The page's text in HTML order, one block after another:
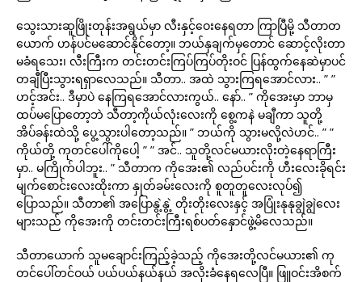
သွေးသားဆူဖြိုးတုန်းအရွယ်မှာ လီးနှင့်ဝေးနေရတာ ကြာပြီမို့ သီတာတ
ယောက် ဟန်ပင်မဆောင်နိုင်တော့။ ဘယ်နှချက်မှတောင် ဆောင့်လိုးတာ
မခံရသေး၊ လီးကြီးက တင်းတင်းကြပ်ကြပ်တိုးဝင် ပြန်ထွက်နေဆဲမှာပင်
တချီပြီးသွားရရှာလေသည်။ သီတာ.. အထဲ သွားကြရအောင်လား.. ” ”
ဟင့်အင်း.. ဒီမှာပဲ နေကြရအောင်လားကွယ်.. နော်.. ” ကိုအေးမှာ ဘာမှ
ထပ်မပြောတော့ဘဲ သီတာ့ကိုယ်လုံးလေးကို စွေ့ကနဲ မချီကာ သူတို့
အိပ်ခန်းထဲသို့ ပွေ့သွားပါတော့သည်။ ” ဘယ်ကို သွားမလို့လဲဟင်.. ” ”
ကိုယ်တို့ ကုတင်ပေါ်ကိုပေါ့ ” ” အင်.. သူတို့လင်မယားလိုးတဲ့နေရာကြီး
မှာ.. မကြိုက်ပါဘူး.. ” သီတာက ကိုအေး၏ လည်ပင်းကို ဟီးလေးခိုရင်း
မျက်စောင်းလေးထိုးကာ နှုတ်ခမ်းလေးကို စူတူတူလေးလုပ်၍
ပြောသည်။ သီတာ၏ အပြောနွဲ့နွဲ့ တိုးတိုးလေးနှင့် အပြုံးနုနုချွဲချွဲလေး
များသည် ကိုအေးကို တင်းတင်းကြီးရစ်ပတ်နှောင်ဖွဲ့မိလေသည်။
သီတာယောက် သူမချောင်းကြည့်ခဲ့သည့် ကိုအေးတို့လင်မယား၏ ကု
တင်ပေါ်တင်ဝယ် ပယ်ပယ်နယ်နယ် အလိုးခံနေရလေပြီ။ ဖြူဝင်းအိစက်